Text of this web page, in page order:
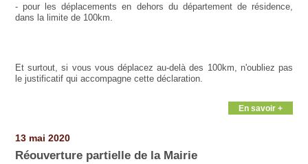
- pour les déplacements en dehors du département de résidence,
dans la limite de 100km.
Et surtout, si vous vous déplacez au-delà des 100km, n'oubliez pas
le justificatif qui accompagne cette déclaration.
En savoir +
13 mai 2020
Réouverture partielle de la Mairie